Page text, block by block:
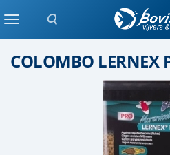
Zoeken
Menugeneesmiddelen
COLOMBO LERNEX